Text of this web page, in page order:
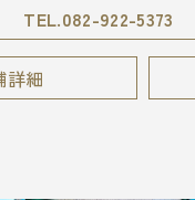
TEL.082-922-5373
詳細